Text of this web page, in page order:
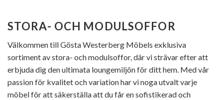
STORA- OCH MODULSOFFOR
Välkommen till Gösta Westerberg Möbels exklusiva
sortiment av stora- och modulsoffor, där vi strävar efter att
erbjuda dig den ultimata loungemiljön för ditt hem. Med vår
passion för kvalitet och variation har vi noga utvalt varje
möbel för att säkerställa att du får en sofistikerad och